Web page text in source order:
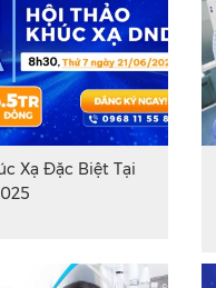
Xạ Đặc Biệt Tại